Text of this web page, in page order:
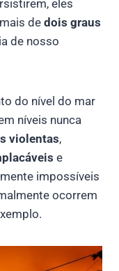
eles
de dois graus
de nosso
do nível do mar
níveis nunca
violentas,
e
impossíveis
ocorrem